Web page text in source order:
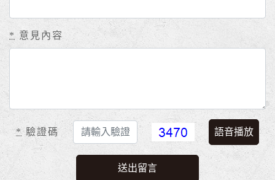
* 意見內容
*驗證碼 語音播放